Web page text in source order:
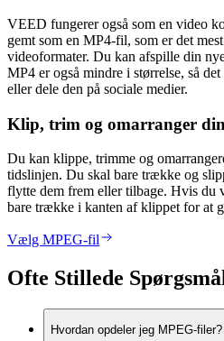
VEED fungerer også som en video
gemt som en MP4-fil, som er det
videoformater. Du kan afspille din
MP4 er også mindre i størrelse, så
eller dele den på sociale medier.
Klip, trim og omarranger
Du kan klippe, trimme og
tidslinjen. Du skal bare trække og
flytte dem frem eller tilbage. Hvis du
bare trække i kanten af klippet for at
Vælg MPEG-fil
Ofte Stillede Spørgsmål
Hvordan opdeler jeg MPEG-filer?